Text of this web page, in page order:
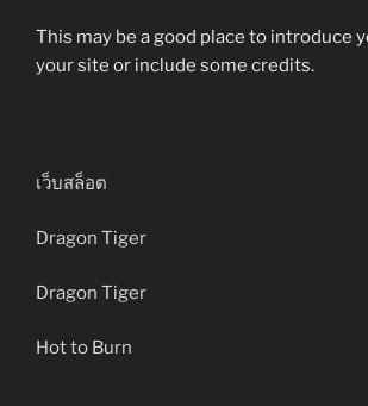
This may be a good place to introduce
your site or include some credits.
เว็บสล็อต
Dragon Tiger
Dragon Tiger
Hot to Burn